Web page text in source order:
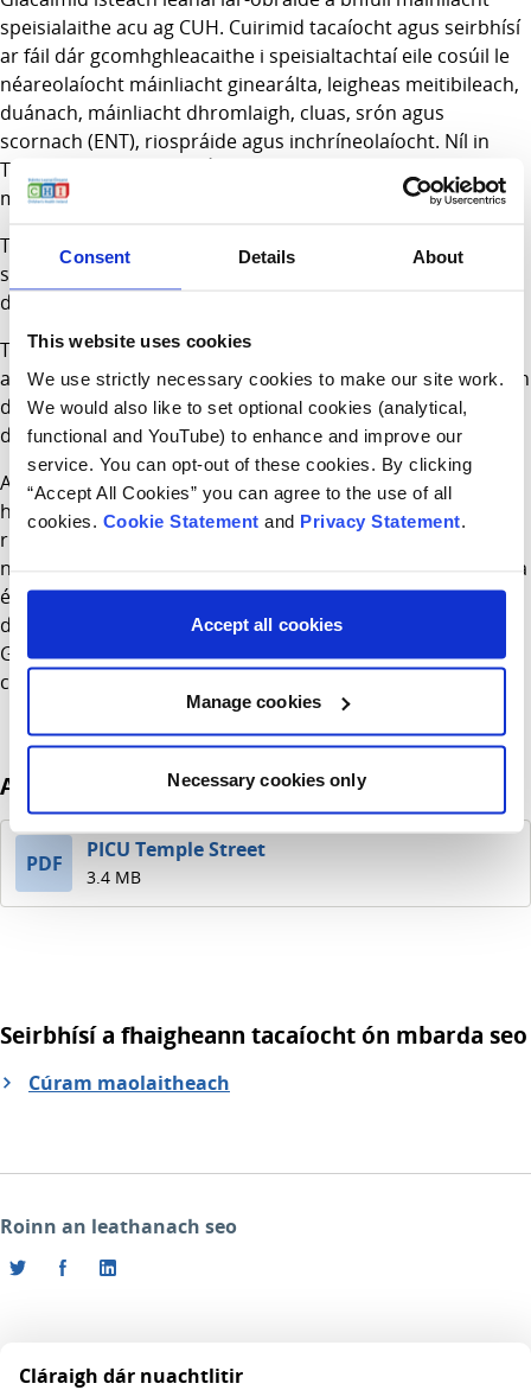
Consent Details About
This website uses cookies
We use strictly necessary cookies to make our site work.
We would also like to set optional cookies (analytical,
functional and YouTube) to enhance and improve our
service. You can opt-out of these cookies. By clicking
“Accept All Cookies” you can agree to the use of all
cookies. Cookie Statement and Privacy Statement
Accept all cookies
Manage cookies
Necessary cookies only
speisialaithe acu ag CUH. Cuirimid tacaíocht agus seirbhísí
ar fáil dár gcomhghleacaithe i speisialtachtaí eile cosúil le
néareolaíocht máinliacht ginearálta, leigheas meitibileach,
duánach, máinliacht dhromlaigh, cluas, srón agus
scornach (ENT), riospráide agus inchríneolaíocht. Níl in
TSCUH ach lárionad in Éirinn do leanaí a dteastaíonn néar-
mháinliacht uathu.
Tá trealamh den scoth ag ár PICU chun cóireálacha agus
straitéisí bainistíochta nua a fhorbairt do leanaí atá go
dona tinn.
Tá céatadán ard dár n-othar aeráilte tá roinnt aerálaithe
againn chun teicníochtaí éagsúla aerála a cheadú a oireann
do chúram an linbh. Tá raon iomlán teiripí athsholáthair
duánach ar fáil freisin má theastaíonn sé ó aon leanbh.
Admhaíonn muid líon mór nua-naíonnach ó ar fud na
hÉireann go mbíonn siad réamhthéarmach go minic, le
riochtaí casta máinliachta. Cóireálaimid go rialta nua-
naíonna le eintreacailíteas necrotising, bac putóige, Artesia
éasafagach, fistula tracheoesophageal, hernia
diaphragmatic agus neamhghnáchaíochtaí ó bhroinn eile.
Glactar isteach freisin le nua-naíonna a bhfuil fadhbanna
casta leighis agus máinliachta acu ó speisialtachtaí eile.
Acmhainní cabhrach
PDF
PICU Temple Street
3.4 MB
Seirbhísí a fhaigheann tacaíocht ón mbarda seo
Cúram maolaitheach
Roinn an leathanach seo
Cláraigh dár nuachtlitir